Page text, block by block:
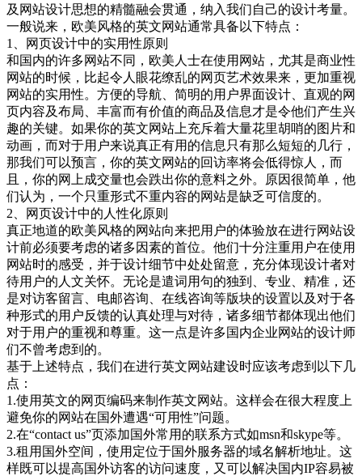
及网站设计思想的精髓融会贯通，纳入我们自己的设计考量。
一般说来，欧美风格的英文网站通常具备以下特点：
1、网页设计中的实用性原则
和国内的许多网站不同，欧美人士在使用网站，尤其是商业性
网站的时候，比起令人眼花缭乱的网页艺术效果来，更加重视
网站的实用性。方便的导航、简明的用户界面设计、直观的网
页内容及布局、丰富而有价值的商品及信息才是令他们产生兴
趣的关键。如果你的英文网站上充斥着大量花里胡哨的图片和
动画，而对于用户来说真正有用的信息只有那么短短的几行，
那我们可以预言，你的英文网站的回访率将会低得惊人，而
且，你的网上成交量也会跌出你的意料之外。原因很简单，他
们认为，一个只重形式不重内容的网站是缺乏可信度的。
2、网页设计中的人性化原则
真正地道的欧美风格的网站向来把用户的体验放在进行网站设
计前必须要考虑的诸多因素的首位。他们十分注重用户在使用
网站时的感受，并于设计细节中处处留意，充分体现设计者对
待用户的人文关怀。无论是遣词用句的独到、专业、精准，还
是对访客留言、电邮咨询、在线咨询等版块的设置以及对于各
种形式的用户反馈的认真处理与对待，诸多细节都体现出他们
对于用户的重视和尊重。这一点是许多国内企业网站的设计师
们不曾考虑到的。
基于上述特点，我们在进行英文网站建设时应该考虑到以下几
点：
1.使用英文的网页编码来制作英文网站。这样会在很大程度上
避免你的网站在国外遭遇“可用性”问题。
2.在“contact us”页添加国外常用的联系方式如msn和skype等。
3.租用国外空间，使用定位于国外服务器的域名解析地址。这
样既可以提高国外访客的访问速度，又可以解决国内IP容易被